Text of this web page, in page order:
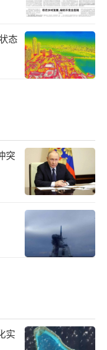
态
突
实